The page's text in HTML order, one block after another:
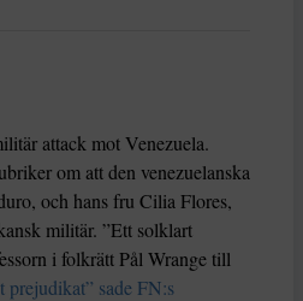
attack mot Venezuela.
om att den venezuelanska
och hans fru Cilia Flores,
militär. ”Ett solklart
i folkrätt Pål Wrange till
prejudikat” sade FN:s